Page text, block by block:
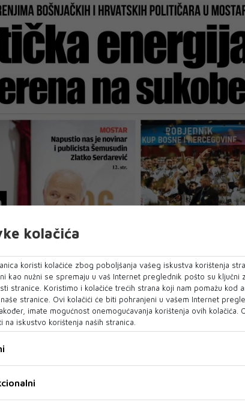
kolačića
koristi kolačiće zbog poboljšanja vašeg iskustva korištenja
kao nužni se spremaju u vaš Internet preglednik pošto su ključni
stranice. Koristimo i kolačiće trećih strana koji nam pomažu kod
stranice. Ovi kolačići će biti pohranjeni u vašem Internet
imate mogućnost onemogućavanja korištenja ovih kolačića.
na iskustvo korištenja naših stranica.